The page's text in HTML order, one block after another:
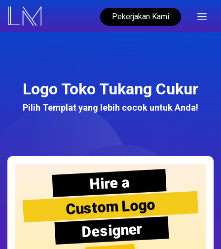
Pekerjakan Kami
Logo Toko Tukang Cukur
Pilih Templat yang lebih cocok untuk Anda!
Hire a
Custom Logo
Designer